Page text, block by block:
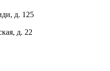
д. 125
д. 22